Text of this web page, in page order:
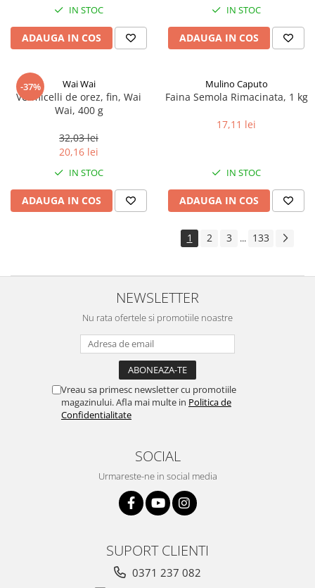
IN STOC
ADAUGA IN COS
IN STOC
ADAUGA IN COS
-37% Wai Wai
Vermicelli de orez, fin, Wai
Wai, 400 g
32,03 lei
20,16 lei
IN STOC
ADAUGA IN COS
Mulino Caputo
Faina Semola Rimacinata, 1 kg
17,11 lei
IN STOC
ADAUGA IN COS
1 2 3 ... 133
NEWSLETTER
Nu rata ofertele si promotiile noastre
Vreau sa primesc newsletter cu promotiile
magazinului. Afla mai multe in Politica de
Confidentialitate
SOCIAL
Urmareste-ne in social media
SUPORT CLIENTI
0371 237 082